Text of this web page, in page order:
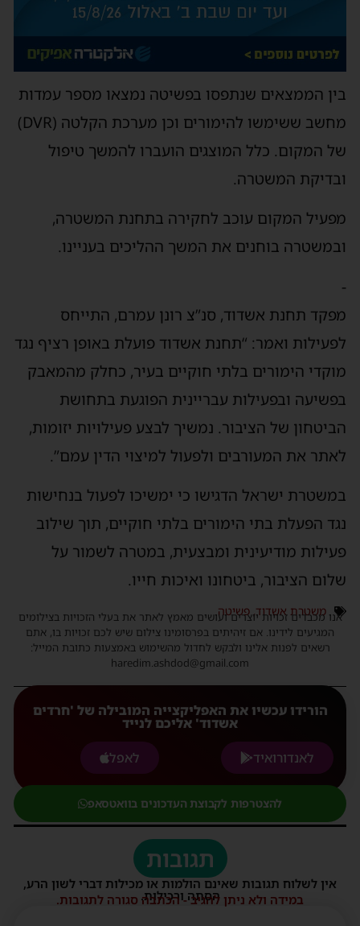
בין הממצאים שנתפסו בפשיטה נמצאו מספר עמדות
מחשב ששימשו להימורים וכן מערכת הקלטה (DVR)
של המקום. כלל המוצגים הועברו להמשך טיפול
ובדיקת המשטרה.
מפעיל המקום עוכב לחקירה בתחנת המשטרה,
ובמשטרה בוחנים את המשך ההליכים בעניינו.
-
מפקד תחנת אשדוד, סנ”צ רונן עמרם, התייחס
לפעילות ואמר: “תחנת אשדוד פועלת באופן רציף נגד
מוקדי הימורים בלתי חוקיים בעיר, כחלק מהמאבק
בפשיעה ובפעילות עבריינית הפוגעת בתחושת
הביטחון של הציבור. נמשיך לבצע פעילויות יזומות,
לאתר את המעורבים ולפעול למיצוי הדין עמם”.
במשטרת ישראל הדגישו כי ימשיכו לפעול בנחישות
נגד הפעלת בתי הימורים בלתי חוקיים, תוך שילוב
פעילות מודיעינית ומבצעית, במטרה לשמור על
שלום הציבור, ביטחונו ואיכות חייו.
משטרת אשדוד, פשיטה
אנו מכבדים זכויות יוצרים ועושים מאמץ לאתר את בעלי הזכויות בצילומים
המגיעים לידינו. אם זיהיתים בפרסומינו צילום שיש לכם זכויות בו, אתם
רשאים לפנות אלינו ולבקש לחדול מהשימוש באמצעות כתובת המייל:
haredim.ashdod@gmail.com
הורידו עכשיו את האפליקצייה המובילה של 'חרדים
אשדוד' אליכם לנייד
לאנדורואיד
לאפל
להצטרפות לקבוצת העדכונים בוואטסאפ
תגובות
אין לשלוח תגובות שאינם הולמות או מכילות דברי לשון הרע,
הסתה ורכילות.
במידה ולא ניתן להגיב - הכתבה סגורה לתגובות.